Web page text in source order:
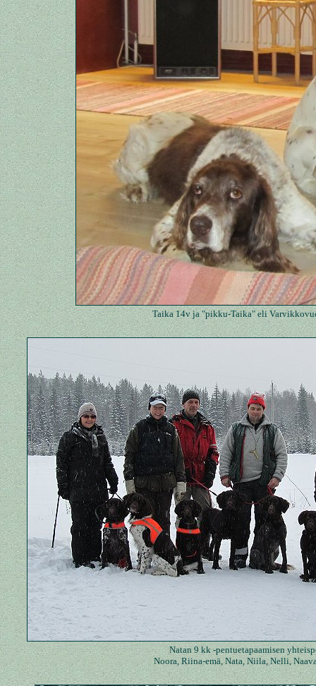
Taika 14v ja "pikku-Taika" eli
Natan 9 kk -pentuetapaamisen
Noora, Riina-emä, Nata, Niila, Nelli,